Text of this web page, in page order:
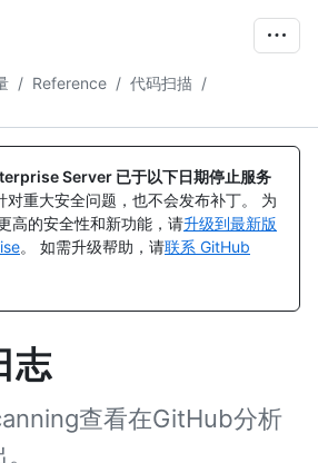
/ Reference / 代码扫描 /
Server 已于以下日期停止服务
对重大安全问题，也不会发布补丁。 为
高的安全性和新功能，请升级到最新版
。 如需升级帮助，请联系 GitHub
志
查看在GitHub分析